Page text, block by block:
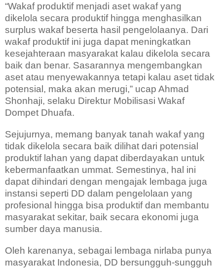
“Wakaf produktif menjadi aset wakaf yang
dikelola secara produktif hingga menghasilkan
surplus wakaf beserta hasil pengelolaanya. Dari
wakaf produktif ini juga dapat meningkatkan
kesejahteraan masyarakat kalau dikelola secara
baik dan benar. Sasarannya mengembangkan
aset atau menyewakannya tetapi kalau aset tidak
potensial, maka akan merugi,” ucap Ahmad
Shonhaji, selaku Direktur Mobilisasi Wakaf
Dompet Dhuafa.
Sejujurnya, memang banyak tanah wakaf yang
tidak dikelola secara baik dilihat dari potensial
produktif lahan yang dapat diberdayakan untuk
kebermanfaatkan ummat. Semestinya, hal ini
dapat dihindari dengan mengajak lembaga juga
instansi seperti DD dalam pengelolaan yang
profesional hingga bisa produktif dan membantu
masyarakat sekitar, baik secara ekonomi juga
sumber daya manusia.
Oleh karenanya, sebagai lembaga nirlaba punya
masyarakat Indonesia, DD bersungguh-sungguh